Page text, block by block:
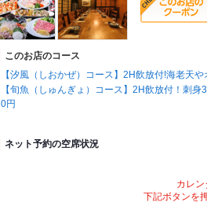
このお店のコース
【汐風（しおかぜ）コース】2H飲放付!海老天
【旬魚（しゅんぎょ）コース】2H飲放付！刺
0円
ネット予約の空席状況
カレン
下記ボタンを